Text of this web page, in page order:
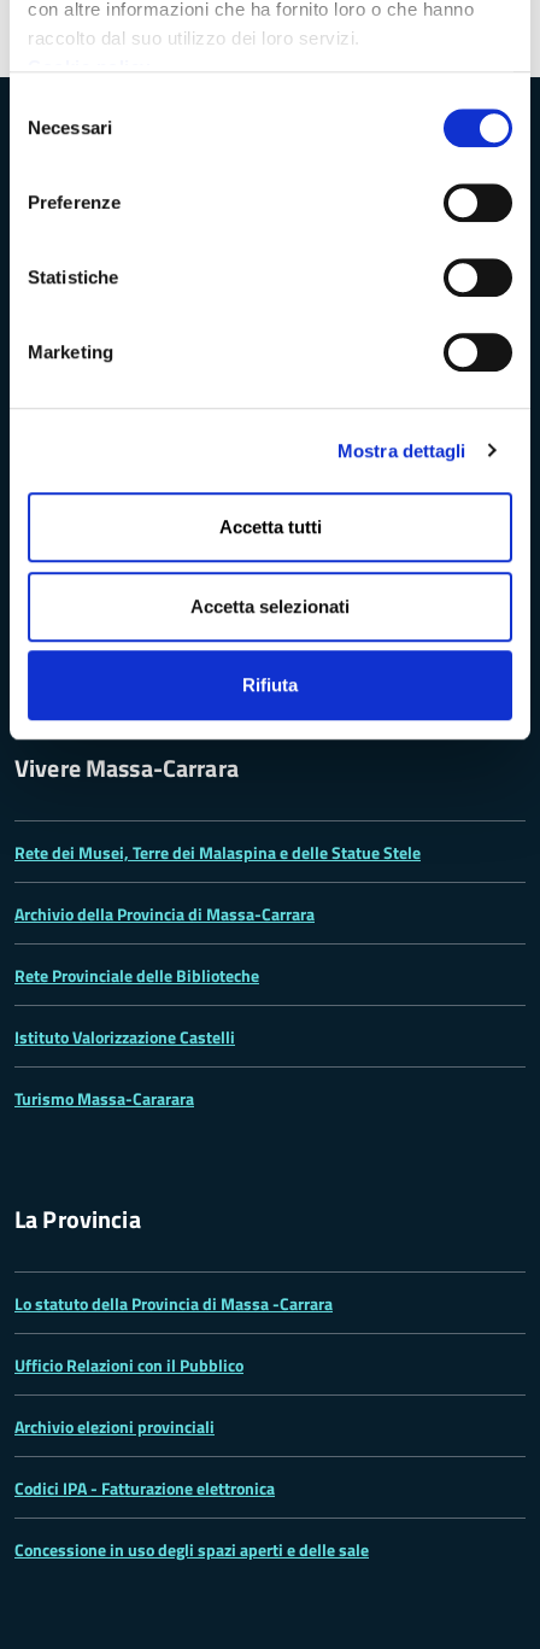
con altre informazioni che ha fornito loro o che hanno
raccolto dal suo utilizzo dei loro servizi.
delNecessari
Preferenze
Statistiche
Marketing
Mostra dettagli
Accetta tutti
Accetta selezionati
Rifiuta
Provincia di Massa‑Carrara
Amministrazione Trasparente
Dichiarazione di accessibilità
Vivere Massa-Carrara
Rete dei Musei, Terre dei Malaspina e delle Statue Stele
Archivio della Provincia di Massa-Carrara
Rete Provinciale delle Biblioteche
Istituto Valorizzazione Castelli
Turismo Massa-Cararara
La Provincia
Lo statuto della Provincia di Massa -Carrara
Ufficio Relazioni con il Pubblico
Archivio elezioni provinciali
Codici IPA - Fatturazione elettronica
Concessione in uso degli spazi aperti e delle sale